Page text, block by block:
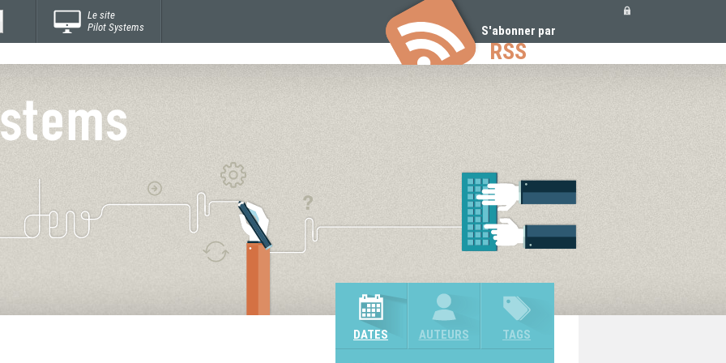
Le site
Pilot Systems
S'abonner par
RSS
DATES AUTEURS TAGS